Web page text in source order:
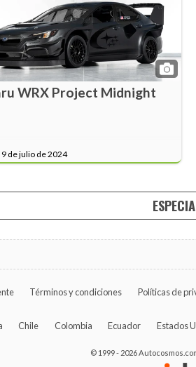
WRX Project Midnight
de julio de 2024
Términos y condiciones Políticas de
Chile Colombia Ecuador Estados
© 1999 - 2026